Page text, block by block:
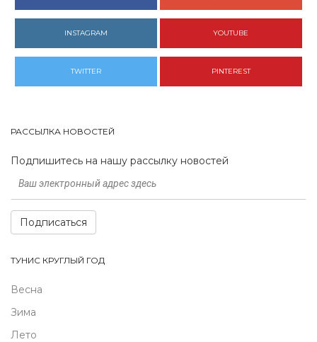
INSTAGRAM YOUTUBE
TWITTER PINTEREST
РАССЫЛКА НОВОСТЕЙ
Подпишитесь на нашу рассылку новостей
Подписаться
ТУНИС КРУГЛЫЙ ГОД
Весна
Зима
Лето